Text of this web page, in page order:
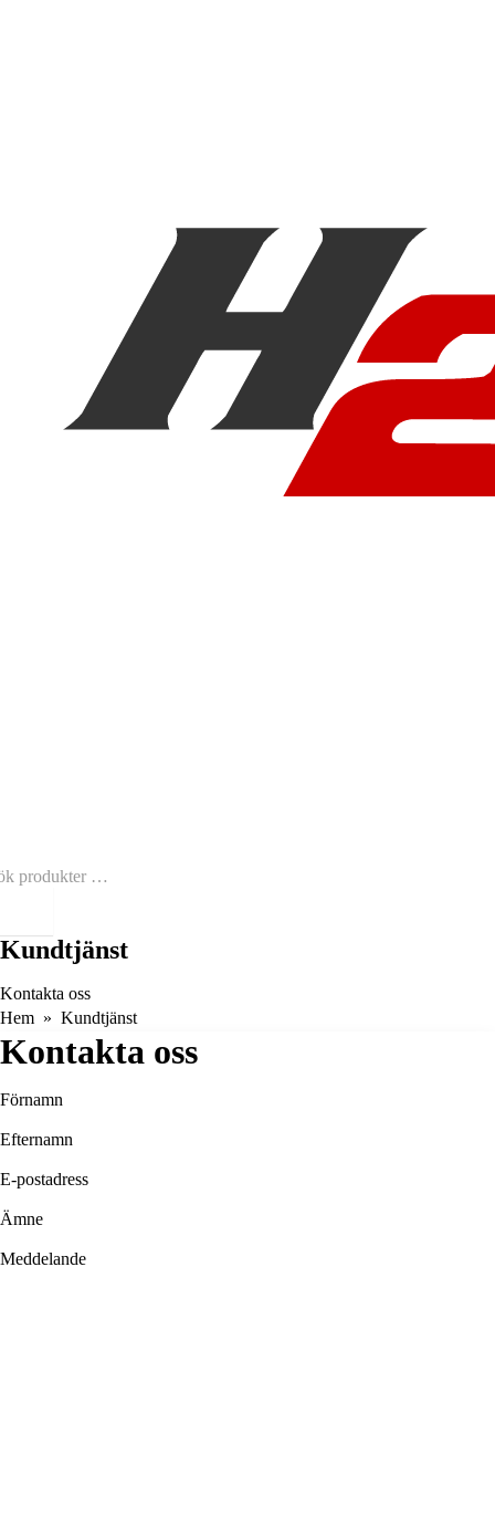
Kundtjänst
Kontakta oss
Hem
Kundtjänst
Kontakta oss
Förnamn
Efternamn
E-postadress
Ämne
Meddelande